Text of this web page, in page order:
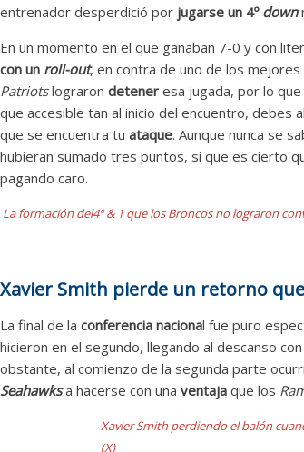
entrenador desperdició por jugarse un 4º down
En un momento en el que ganaban 7-0 y con
con un roll-out, en contra de uno de los mejores
Patriotslograron detener esa jugada, por lo
que accesible tan al inicio del encuentro, debes
que se encuentra tu ataque. Aunque nunca se
hubieran sumado tres puntos, sí que es cierto
pagando caro.
La formación del4º & 1 que los Broncos no lograron
Xavier Smith pierde un retorno
La final de la conferencia nacional fue puro
hicieron en el segundo, llegando al descanso
obstante, al comienzo de la segunda parte
Seahawks a hacerse con una ventaja que los
Xavier Smith perdiendo el balón
(X)